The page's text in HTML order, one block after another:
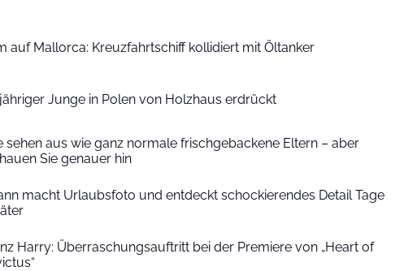
auf Mallorca: Kreuzfahrtschiff kollidiert mit Öltanker
Junge in Polen von Holzhaus erdrückt
sehen aus wie ganz normale frischgebackene Eltern – aber
Sie genauer hin
macht Urlaubsfoto und entdeckt schockierendes Detail Tage
Harry: Überraschungsauftritt bei der Premiere von „Heart of